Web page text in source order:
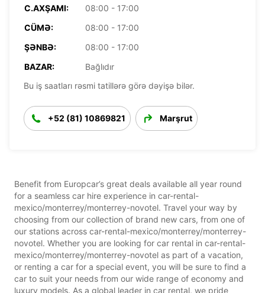
C.AXŞAMI:
08:00 - 17:00
CÜMƏ:
08:00 - 17:00
ŞƏNBƏ:
08:00 - 17:00
BAZAR:
Bağlıdır
Bu iş saatları rəsmi tatillərə görə dəyişə bilər.
+52 (81) 10869821 Marşrut
Benefit from Europcar’s great deals available all year round
for a seamless car hire experience in car-rental-
mexico/monterrey/monterrey-novotel. Travel your way by
choosing from our collection of brand new cars, from one of
our stations across car-rental-mexico/monterrey/monterrey-
novotel. Whether you are looking for car rental in car-rental-
mexico/monterrey/monterrey-novotel as part of a vacation,
or renting a car for a special event, you will be sure to find a
car to suit your needs from our wide range of economy and
luxury models. As a global leader in car rental, we pride